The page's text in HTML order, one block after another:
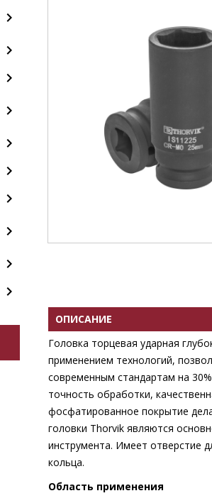
ОПИСАНИЕ
Головка торцевая ударная
применением технологий,
современным стандартам на
точность обработки,
фосфатированное покрытие
головки Thorvik являются
инструмента. Имеет отверстие
кольца.
Область применения